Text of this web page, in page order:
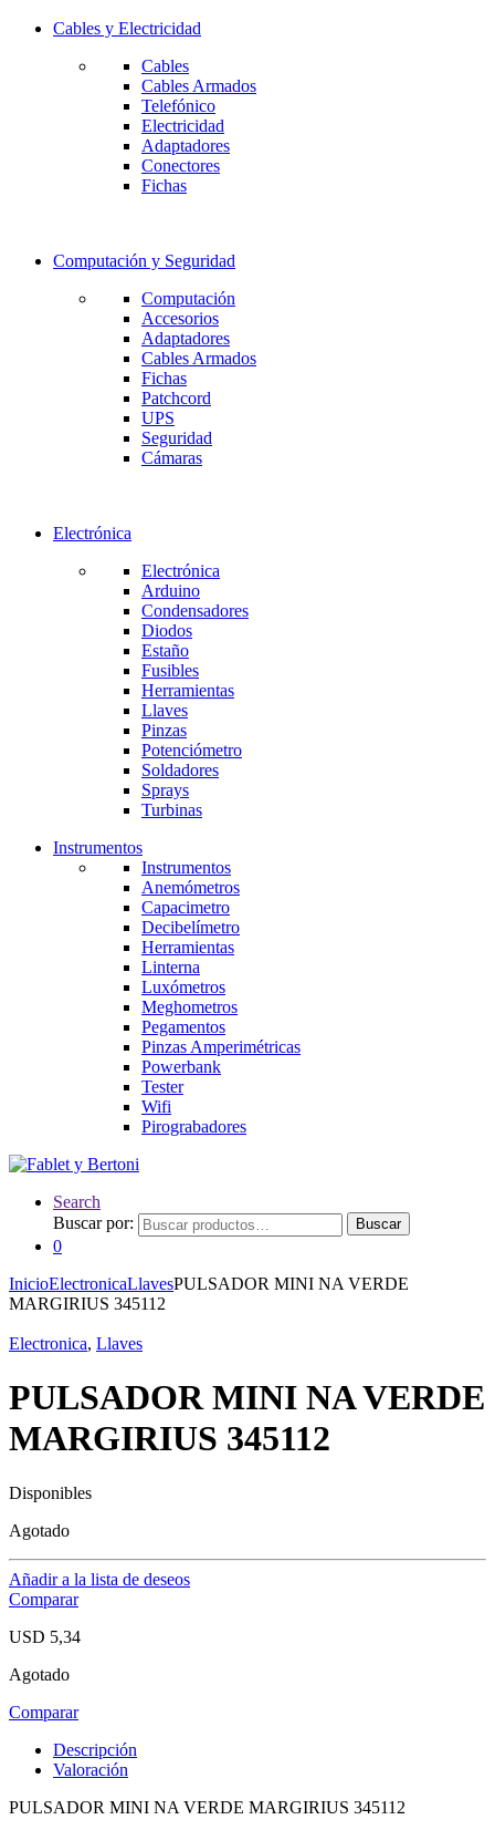
Cables y Electricidad
Cables
Cables Armados
Telefónico
Electricidad
Adaptadores
Conectores
Fichas
Computación y Seguridad
Computación
Accesorios
Adaptadores
Cables Armados
Fichas
Patchcord
UPS
Seguridad
Cámaras
Electrónica
Electrónica
Arduino
Condensadores
Diodos
Estaño
Fusibles
Herramientas
Llaves
Pinzas
Potenciómetro
Soldadores
Sprays
Turbinas
Instrumentos
Instrumentos
Anemómetros
Capacimetro
Decibelímetro
Herramientas
Linterna
Luxómetros
Meghometros
Pegamentos
Pinzas Amperimétricas
Powerbank
Tester
Wifi
Pirograbadores
Search
Buscar por:
Buscar
0
InicioElectronicaLlavesPULSADOR MINI NA VERDE
MARGIRIUS 345112
Electronica, Llaves
PULSADOR MINI NA VERDE
MARGIRIUS 345112
Disponibles
Agotado
Añadir a la lista de deseos
Comparar
USD 5,34
Agotado
Comparar
Descripción
Valoración
PULSADOR MINI NA VERDE MARGIRIUS 345112